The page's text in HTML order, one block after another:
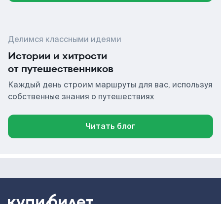
Делимся классными идеями
Истории и хитрости
от путешественников
Каждый день строим маршруты для вас, используя
собственные знания о путешествиях
Читать блог